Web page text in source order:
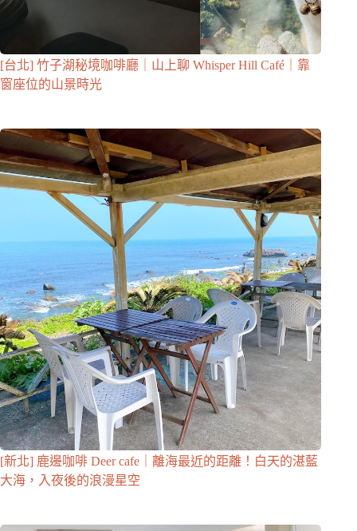
[台北] 竹子湖秘境咖啡廳｜山上聊 Whisper Hill Café｜靠
窗座位的山景時光
[新北] 鹿邊咖啡 Deer cafe｜離海最近的距離！白天的湛藍
大海，入夜後的浪漫星空